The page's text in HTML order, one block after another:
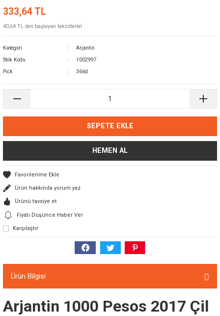
333,64 TL
40,64 TL den başlayan taksitlerle!
Kategori Arjantin
Stok Kodu 1002997
Pick 366d
SEPETE EKLE
HEMEN AL
Ürün hakkında yorum yaz
Ürünü tavsiye et
Fiyatı Düşünce Haber Ver
Karşılaştır
Ürün Bilgisi
Arjantin 1000 Pesos 2017 Çil